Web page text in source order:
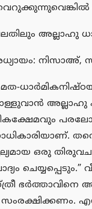
അല്ലാഹു
നിസാഅ്,
മത-
അല്ലാഹു
ഒരു
സംരക്ഷിക്കണം.